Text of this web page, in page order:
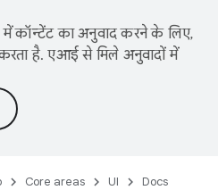
कॉन्टेंट का अनुवाद करने के लिए,
है. एआई से मिले अनुवादों में
Core areas UI Docs